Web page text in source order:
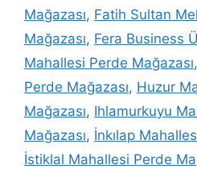
Mağazası, Fatih Sultan
Mağazası, Fera Business
Mahallesi Perde Mağazası,
Perde Mağazası, Huzur
Mağazası, Ihlamurkuyu
Mağazası, İnkılap
İstiklal Mahallesi Perde